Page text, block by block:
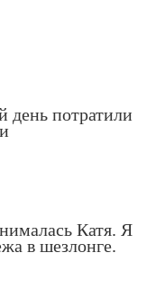
день потратили
Катя. Я
в шезлонге.